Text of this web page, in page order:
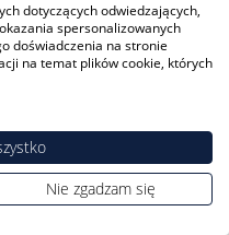
zegarki Emporio Armani
zegarki Epos
Zegarki Festina
dotyczących odwiedzających,
spersonalizowanych
doświadczenia na stronie
na temat plików cookie, których
Nie zgadzam się